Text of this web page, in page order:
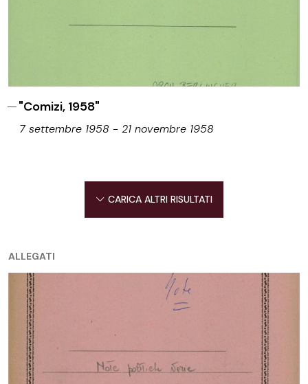
"Comizi, 1958"
7 settembre 1958 - 21 novembre 1958
CARICA ALTRI RISULTATI
ALLEGATI